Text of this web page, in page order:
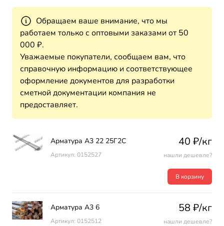
Обращаем ваше внимание, что мы
работаем только с оптовыми заказами от 50
000 ₽.
Уважаемые покупатели, сообщаем вам, что
справочную информацию и соответствующее
оформление документов для разработки
сметной документации компания не
предоставляет.
Арматура А3 22 25Г2С
Артикул: 0152527
40 ₽/кг
нашли дешевле?
В корзину
Арматура А3 6
Артикул: 0152512
58 ₽/кг
нашли дешевле?